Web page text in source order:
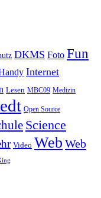
DKMS Foto Fun
Internet
Lesen MBC09 Medizin
Open Source
Science
Video Web Web